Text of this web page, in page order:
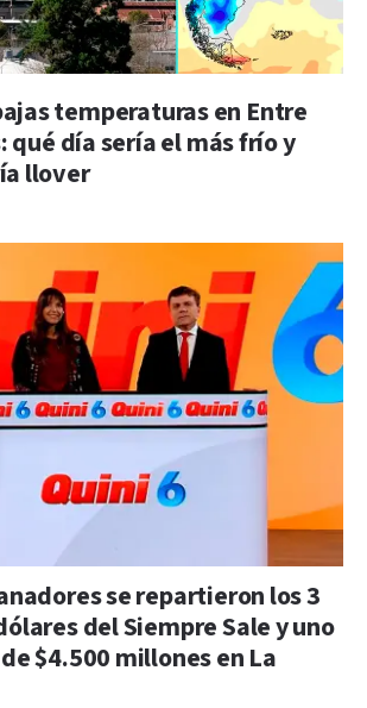
temperaturas en Entre
qué día sería el más frío y
llover
se repartieron los 3
del Siempre Sale y uno
$4.500 millones en La